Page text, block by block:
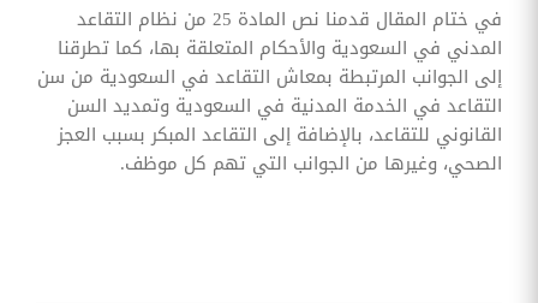
في ختام المقال قدمنا نص المادة 25 من نظام التقاعد
المدني في السعودية والأحكام المتعلقة بها، كما تطرقنا
إلى الجوانب المرتبطة بمعاش التقاعد في السعودية من سن
التقاعد في الخدمة المدنية في السعودية وتمديد السن
القانوني للتقاعد، بالإضافة إلى التقاعد المبكر بسبب العجز
الصحي، وغيرها من الجوانب التي تهم كل موظف.